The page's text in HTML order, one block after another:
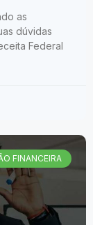
as
dúvidas
Federal
FINANCEIRA